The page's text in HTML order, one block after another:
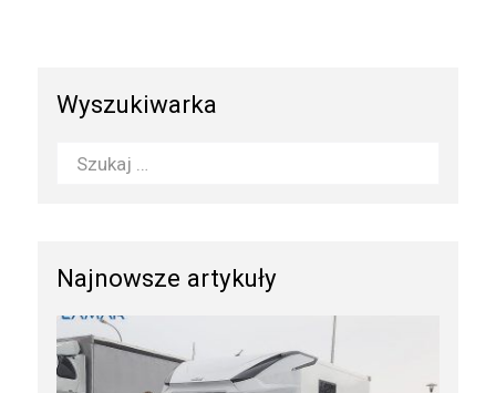
Wyszukiwarka
Najnowsze artykuły